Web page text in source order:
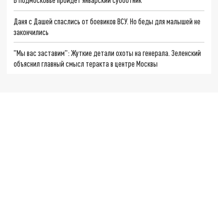
Даня с Дашей спаслись от боевиков ВСУ. Но беды для малышей не
закончились
"Мы вас заставим": Жуткие детали охоты на генерала. Зеленский
объяснил главный смысл теракта в центре Москвы